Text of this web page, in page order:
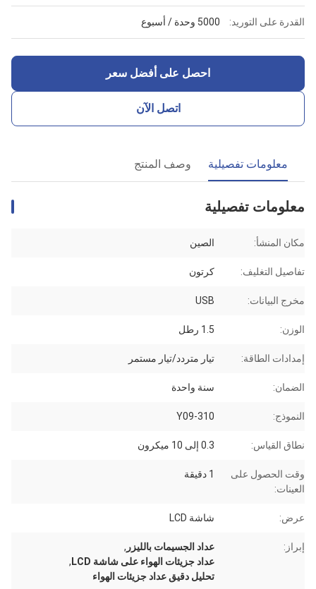
القدرة على التوريد: 5000 وحدة / أسبوع
احصل على أفضل سعر
اتصل الآن
معلومات تفصيلية وصف المنتج
معلومات تفصيلية
مكان المنشأ: الصين
تفاصيل التغليف: كرتون
مخرج البيانات: USB
الوزن: 1.5 رطل
إمدادات الطاقة: تيار متردد/تيار مستمر
الضمان: سنة واحدة
النموذج: Y09-310
نطاق القياس: 0.3 إلى 10 ميكرون
وقت الحصول على
العينات:
1 دقيقة
عرض: شاشة LCD
إبراز: عداد الجسيمات بالليزر ,
عداد جزيئات الهواء على شاشة LCD
,
تحليل دقيق عداد جزيئات الهواء